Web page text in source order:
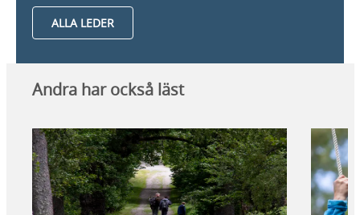
ALLA LEDER
Andra har också läst